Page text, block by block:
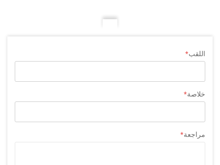
اللقب
خلاصة
مراجعة